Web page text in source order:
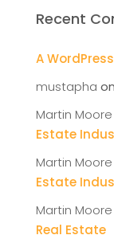
Recent
A
mustapha on
Martin Moore
Estate
Martin Moore
Estate
Martin Moore
Real Estate